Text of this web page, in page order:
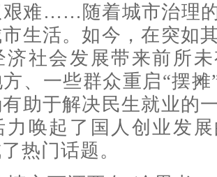
艰难……随着城市治理
生活。如今，在突如
济社会发展带来前所
、一些群众重启“摆摊
助于解决民生就业的
力唤起了国人创业发
热门话题。